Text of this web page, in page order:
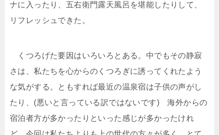
ナに入ったり、五右衛門露天風呂を堪能したりして、
リフレッシュできた。
くつろげた要因はいろいろとある。中でもその静寂
さは、私たちを心からのくつろぎに誘ってくれたよう
な気がする。ともすれば最近の温泉宿は子供の声がし
たり、(悪いと言っている訳ではないです) 海外からの
宿泊者方が多かったりといった感じが多かったけれ